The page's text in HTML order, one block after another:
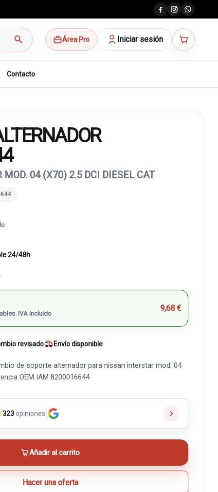
search Área Pro Iniciar sesión
Contacto
04 (X70) 2.5 DCI DIESEL CAT
24/48h
IVA incluido
9,68 €
revisado Envío disponible
de soporte alternador para nissan interstar mod. 04
OEM IAM 8200016644
323opiniones
Añadir al carrito
Hacer una oferta